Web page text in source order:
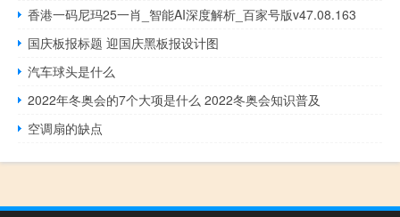
香港一码尼玛25一肖_智能AI深度解析_百家号版v47.08.163
国庆板报标题 迎国庆黑板报设计图
汽车球头是什么
2022年冬奥会的7个大项是什么 2022冬奥会知识普及
空调扇的缺点